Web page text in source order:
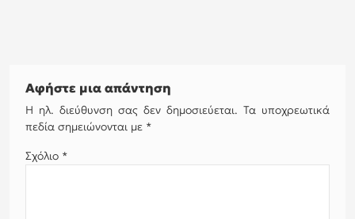
Αφήστε μια απάντηση
Η ηλ. διεύθυνση σας δεν δημοσιεύεται. Τα υποχρεωτικά
πεδία σημειώνονται με *
Σχόλιο *